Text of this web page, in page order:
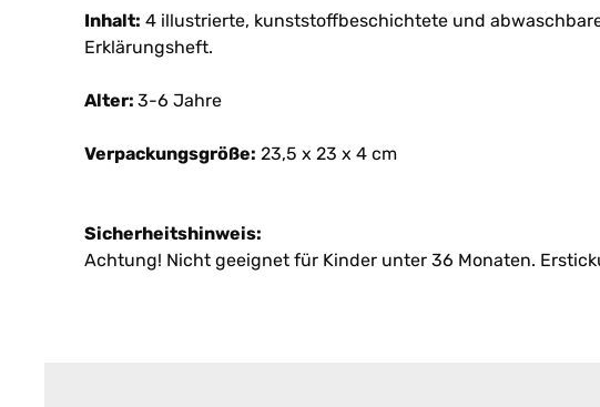
Inhalt: 4 illustrierte, kunststoffbeschichtete und
Erklärungsheft.
Alter: 3-6 Jahre
Verpackungsgröße: 23,5 x 23 x 4 cm
Sicherheitshinweis:
Achtung! Nicht geeignet für Kinder unter 36 Monaten.